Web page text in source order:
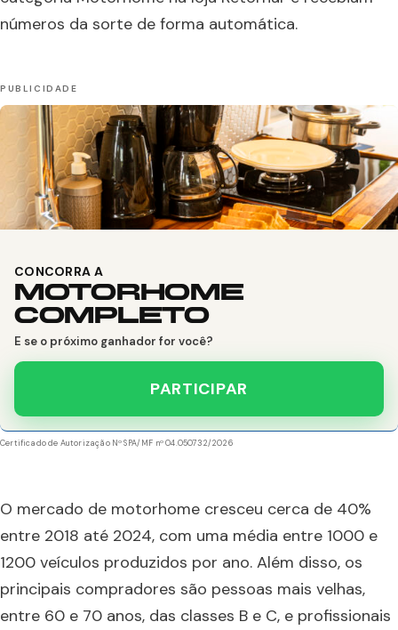
números da sorte de forma automática.
CONCORRA A
MOTORHOME
COMPLETO
E se o próximo ganhador for você?
PARTICIPAR
Certificado de Autorização Nº SPA/MF nº 04.050732/2026
O mercado de motorhome cresceu cerca de 40%
entre 2018 até 2024, com uma média entre 1000 e
1200 veículos produzidos por ano. Além disso, os
principais compradores são pessoas mais velhas,
entre 60 e 70 anos, das classes B e C, e profissionais